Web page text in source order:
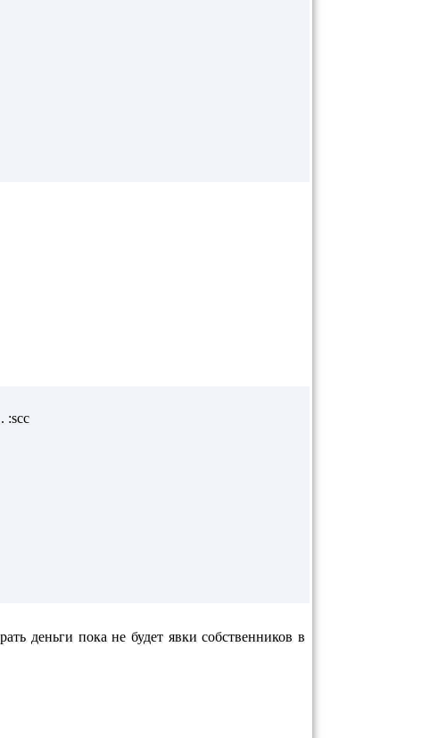
:scc
деньги пока не будет явки собственников в